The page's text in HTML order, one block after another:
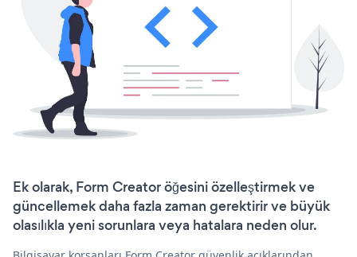
Ek olarak, Form Creator öğesini özelleştirmek ve
güncellemek daha fazla zaman gerektirir ve büyük
olasılıkla yeni sorunlara veya hatalara neden olur.